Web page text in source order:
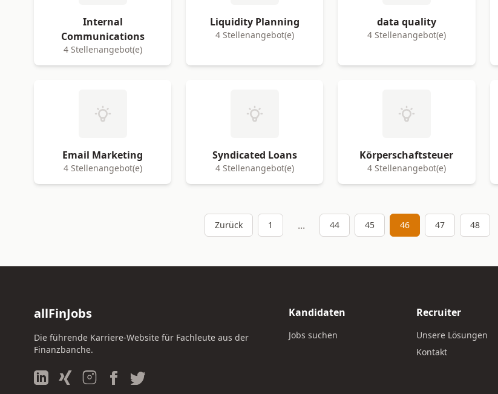
Internal
Communications
4 Stellenangebot(e)
Liquidity Planning
4 Stellenangebot(e)
data quality
4 Stellenangebot(e)
Email Marketing
4 Stellenangebot(e)
Syndicated Loans
4 Stellenangebot(e)
Körperschaftsteuer
4 Stellenangebot(e)
Zurück 1 ... 44 45 46 47 48
allFinJobs
Die führende Karriere-Website für Fachleute aus der
Finanzbanche.
Kandidaten
Jobs suchen
Recruiter
Unsere Lösungen
Kontakt